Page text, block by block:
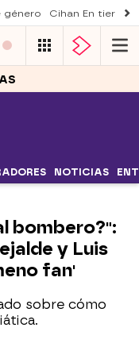
género Cihan En tierra
NOTICIAS
bombero?":
y Luis
fan'
sobre cómo